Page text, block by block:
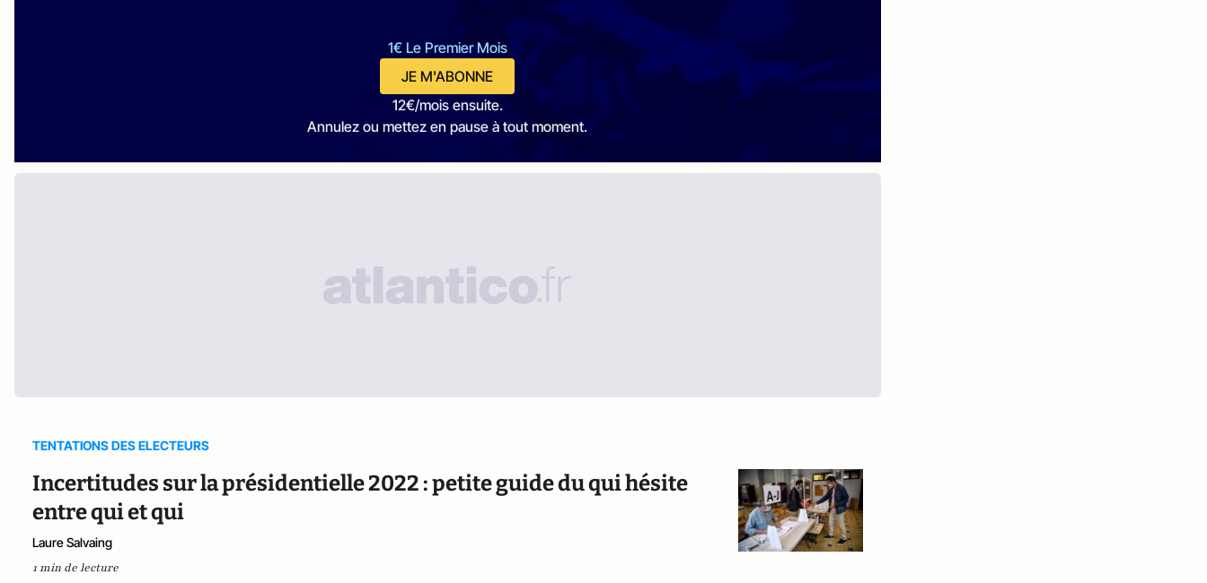
1€ Le Premier Mois
JE M'ABONNE
12€/mois ensuite.
Annulez ou mettez en pause à tout moment.
TENTATIONS DES ELECTEURS
Incertitudes sur la présidentielle 2022 : petite guide du qui hésite
entre qui et qui
Laure Salvaing
1 min de lecture